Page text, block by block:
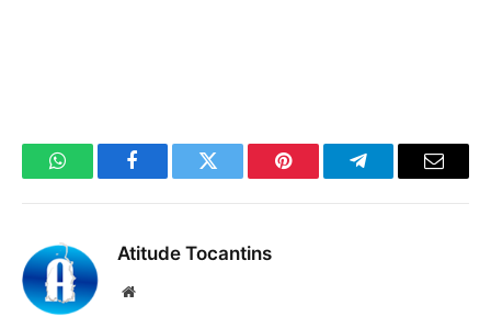
WhatsAppFacebookTwitter Pinterest TelegramaE-
Atitude Tocantins
Site